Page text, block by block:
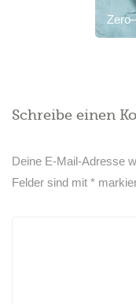
Schreibe einen
Deine E-Mail-Adresse
Felder sind mit*